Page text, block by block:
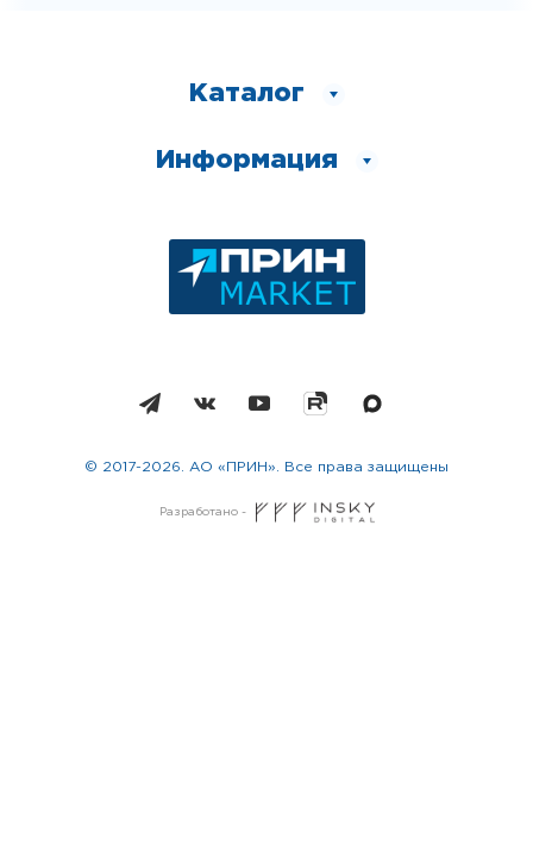
Каталог
Информация
Разработано -
© 2017-2026. АО «ПРИН». Все права защищены